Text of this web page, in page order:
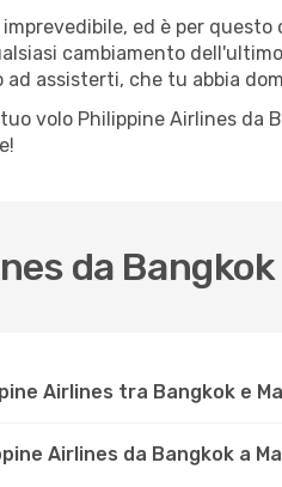
ed è per
cambiamento
assisterti, che tu abbia
volo Philippine Airlines da
da
Airlines tra Bangkok e
Airlines da Bangkok a